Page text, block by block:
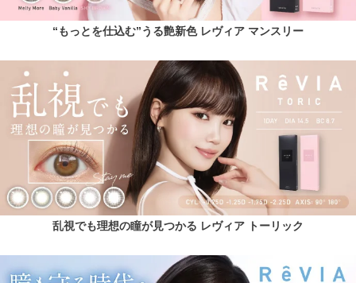
“もっとを仕込む”うる艶新色 レヴィア マンスリー
乱視でも理想の瞳が見つかる レヴィア トーリック